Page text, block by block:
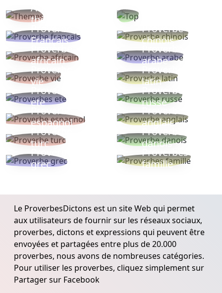
Autres
thèmes
Proverbe
Français
Proverbe
chinois
Proverbe
africain
Proverbe
arabe
Proverbe
vie
Proverbe
latin
Proverbes
ete
Proverbe
russe
Proverbe
espagnol
Proverbe
anglais
Proverbe
turc
Proverbe
danois
Proverbe
grec
Proverbes
famille
Le ProverbesDictons est un site Web qui permet
aux utilisateurs de fournir sur les réseaux sociaux,
proverbes, dictons et expressions qui peuvent être
envoyées et partagées entre plus de 20.000
proverbes, nous avons de nombreuses catégories.
Pour utiliser les proverbes, cliquez simplement sur
Partager sur Facebook